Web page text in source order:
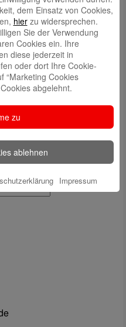
dem Einsatz von Cookies,
hierzu widersprechen.
Sie der Verwendung
Cookies ein. Ihre
diese jederzeit in
oder dort Ihre Cookie-
“Marketing Cookies
abgelehnt.
zu
ablehnen
Impressum